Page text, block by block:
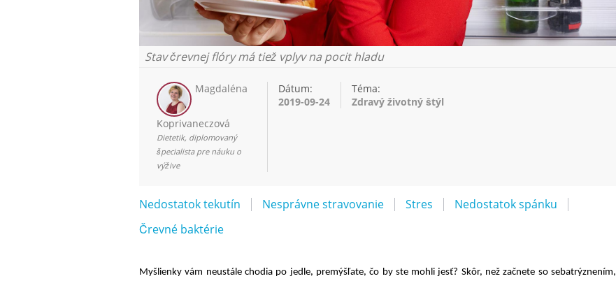
Stav črevnej flóry má tiež vplyv na pocit hladu
Magdaléna
Koprivaneczová
Dietetik, diplomovaný
špecialista pre náuku o
výžive
Dátum:
2019-09-24
Téma:
Zdravý životný štýl
Nedostatok tekutín Nesprávne stravovanie Stres
Nedostatok spánku
Črevné baktérie
Myšlienky vám neustále chodia po jedle, premýšľate, čo by ste mohli jesť? Skôr, než začnete so sebatrýznením,